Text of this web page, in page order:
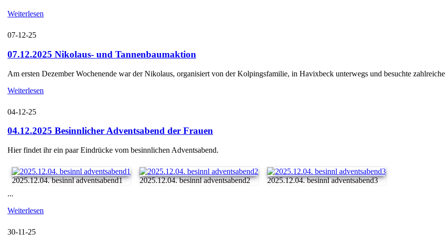
Weiterlesen
07-12-25
07.12.2025 Nikolaus- und Tannenbaumaktion
Am ersten Dezember Wochenende war der Nikolaus, organisiert von der Kolpingsfamilie, in Havixbeck unterwegs und besuchte
Weiterlesen
04-12-25
04.12.2025 Besinnlicher Adventsabend der Frauen
Hier findet ihr ein paar Eindrücke vom besinnlichen Adventsabend.
2025.12.04. besinnl adventsabend1 2025.12.04. besinnl adventsabend2
2025.12.04. besinnl adventsabend3
...
Weiterlesen
30-11-25